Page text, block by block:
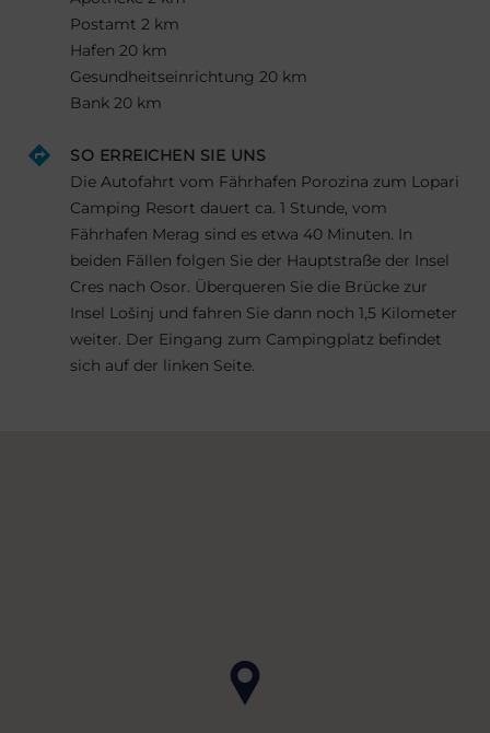
Postamt 2 km
Hafen 20 km
Gesundheitseinrichtung 20 km
Bank 20 km
SO ERREICHEN SIE UNS
Die Autofahrt vom Fährhafen Porozina zum Lopari
Camping Resort dauert ca. 1 Stunde, vom
Fährhafen Merag sind es etwa 40 Minuten. In
beiden Fällen folgen Sie der Hauptstraße der Insel
Cres nach Osor. Überqueren Sie die Brücke zur
Insel Lošinj und fahren Sie dann noch 1,5 Kilometer
weiter. Der Eingang zum Campingplatz befindet
sich auf der linken Seite.